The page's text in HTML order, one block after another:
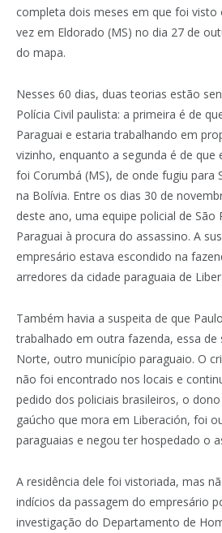
completa dois meses em que foi
vez em Eldorado (MS) no dia 27 de
do mapa.
Nesses 60 dias, duas teorias estão
Polícia Civil paulista: a primeira é de
Paraguai e estaria trabalhando em
vizinho, enquanto a segunda é de que
foi Corumbá (MS), de onde fugiu para
na Bolívia. Entre os dias 30 de
deste ano, uma equipe policial de São
Paraguai à procura do assassino. A
empresário estava escondido na
arredores da cidade paraguaia de
Também havia a suspeita de que
trabalhado em outra fazenda, essa de
Norte, outro município paraguaio. O
não foi encontrado nos locais e
pedido dos policiais brasileiros, o
gaúcho que mora em Liberación, foi
paraguaias e negou ter hospedado o
A residência dele foi vistoriada, mas
indícios da passagem do empresário
investigação do Departamento de